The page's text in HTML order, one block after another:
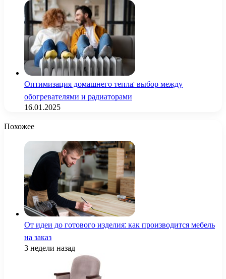
Оптимизация домашнего тепла: выбор между
обогревателями и радиаторами
16.01.2025
Похожее
От идеи до готового изделия: как производится мебель
на заказ
3 недели назад